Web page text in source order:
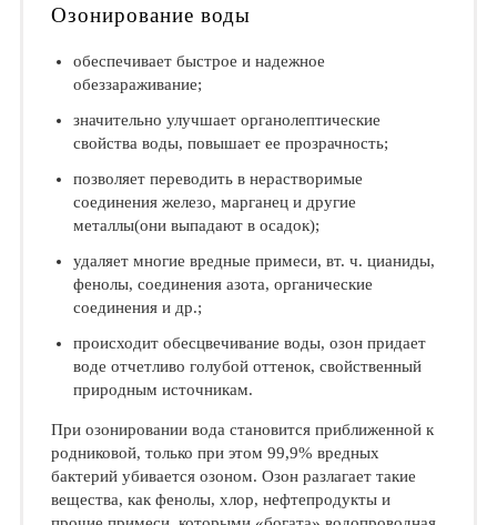
Озонирование воды
обеспечивает быстрое и надежное
обеззараживание;
значительно улучшает органолептические
свойства воды, повышает ее прозрачность;
позволяет переводить в нерастворимые
соединения железо, марганец и другие
металлы(они выпадают в осадок);
удаляет многие вредные примеси, вт. ч. цианиды,
фенолы, соединения азота, органические
соединения и др.;
происходит обесцвечивание воды, озон придает
воде отчетливо голубой оттенок, свойственный
природным источникам.
При озонировании вода становится приближенной к
родниковой, только при этом 99,9% вредных
бактерий убивается озоном. Озон разлагает такие
вещества, как фенолы, хлор, нефтепродукты и